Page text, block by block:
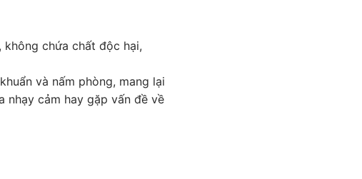
chứa chất độc hại,
và nấm phòng, mang lại
nhạy cảm hay gặp vấn đề về